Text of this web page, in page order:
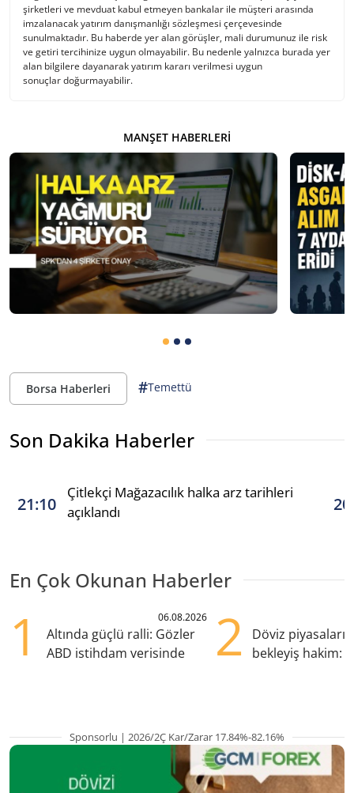
şirketleri ve mevduat kabul etmeyen bankalar ile müşteri arasında
imzalanacak yatırım danışmanlığı sözleşmesi çerçevesinde
sunulmaktadır. Bu haberde yer alan görüşler, mali durumunuz ile risk
ve getiri tercihinize uygun olmayabilir. Bu nedenle yalnızca burada yer
alan bilgilere dayanarak yatırım kararı verilmesi uygun
sonuçlar doğurmayabilir.
MANŞET HABERLERI
Borsa Haberleri #Temettü
Son Dakika Haberler
21:10
Çitlekçi Mağazacılık halka arz tarihleri
açıklandı
En Çok Okunan Haberler
1 06.08.2026
Altında güçlü ralli: Gözler
ABD istihdam verisinde
2
Döviz
bekleyiş hakim:
Sponsorlu | 2026/2Ç Kar/Zarar 17.84%-82.16%